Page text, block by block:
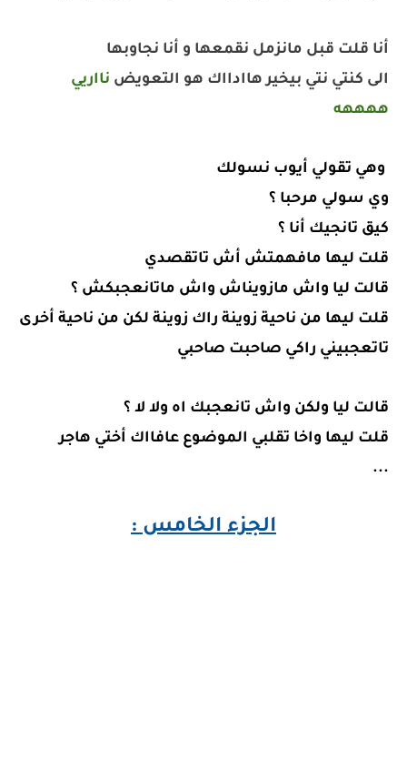
أنا قلت قبل مانزمل نقمعها و أنا نجاوبها
الى كنتي نتي بيخير هاادااك هو التعويض نااريي
ههههه
وهي تقولي أيوب نسولك
وي سولي مرحبا ؟
كيق تانجيك أنا ؟
قلت ليها مافهمتش أش تاتقصدي
قالت ليا واش مازويناش واش ماتانعجبكش ؟
قلت ليها من ناحية زوينة راك زوينة لكن من ناحية أخرى
تاتعجبيني راكي صاحبت صاحبي
قالت ليا ولكن واش تانعجبك اه ولا لا ؟
قلت ليها واخا تقلبي الموضوع عافااك أختي هاجر
...
الجزء الخامس :